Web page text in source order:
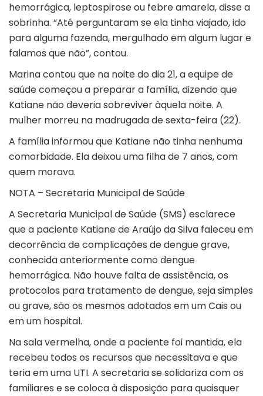
hemorrágica, leptospirose ou febre amarela, disse a
sobrinha. “Até perguntaram se ela tinha viajado, ido
para alguma fazenda, mergulhado em algum lugar e
falamos que não”, contou.
Marina contou que na noite do dia 21, a equipe de
saúde começou a preparar a família, dizendo que
Katiane não deveria sobreviver àquela noite. A
mulher morreu na madrugada de sexta-feira (22).
A família informou que Katiane não tinha nenhuma
comorbidade. Ela deixou uma filha de 7 anos, com
quem morava.
NOTA – Secretaria Municipal de Saúde
A Secretaria Municipal de Saúde (SMS) esclarece
que a paciente Katiane de Araújo da Silva faleceu em
decorrência de complicações de dengue grave,
conhecida anteriormente como dengue
hemorrágica. Não houve falta de assistência, os
protocolos para tratamento de dengue, seja simples
ou grave, são os mesmos adotados em um Cais ou
em um hospital.
Na sala vermelha, onde a paciente foi mantida, ela
recebeu todos os recursos que necessitava e que
teria em uma UTI. A secretaria se solidariza com os
familiares e se coloca à disposição para quaisquer